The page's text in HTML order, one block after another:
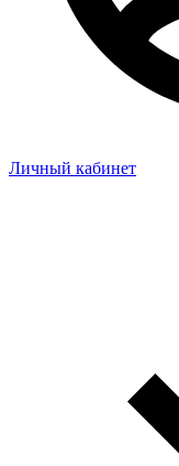
Личный кабинет